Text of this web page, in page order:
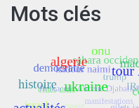
Mots clés